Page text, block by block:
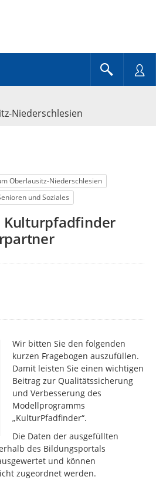
Niederschlesien
Oberlausitz-Niederschlesien
und Soziales
Kulturpfadfinder
Wir bitten Sie den folgenden
kurzen Fragebogen auszufüllen.
Damit leisten Sie einen wichtigen
Beitrag zur Qualitätssicherung
und Verbesserung des
Modellprogramms
„KulturPfadfinder“.
Die Daten der ausgefüllten
des Bildungsportals
und können
zugeordnet werden.